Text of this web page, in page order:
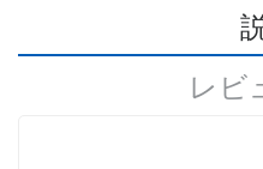
レビ